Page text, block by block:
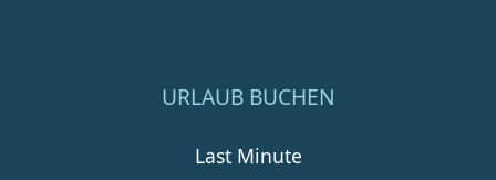
URLAUB BUCHEN
Last Minute